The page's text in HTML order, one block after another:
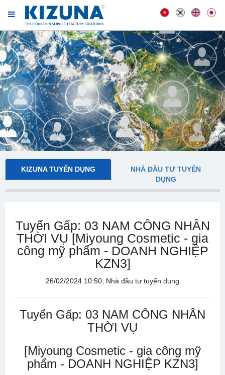
KIZUNA TUYỂN DỤNG
NHÀ ĐẦU TƯ TUYỂN
DỤNG
Tuyển Gấp: 03 NAM CÔNG NHÂN
THỜI VỤ [Miyoung Cosmetic - gia
công mỹ phẩm - DOANH NGHIỆP
KZN3]
26/02/2024 10:50, Nhà đầu tư tuyển dụng
Tuyển Gấp: 03 NAM CÔNG NHÂN
THỜI VỤ
[Miyoung Cosmetic - gia công mỹ
phẩm - DOANH NGHIỆP KZN3]